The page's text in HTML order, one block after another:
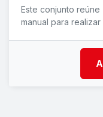
Este conjunto
manual para